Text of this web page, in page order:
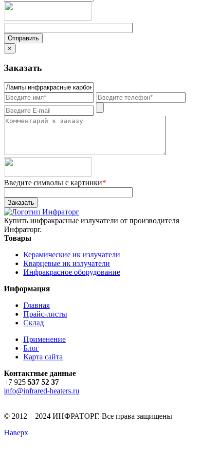
×
Заказать
Введите символы с картинки*
Купить инфракрасные излучатели от производителя
Инфраторг.
Товары
Керамические ик излучатели
Кварцевые ик излучатели
Инфракрасное оборудование
Информация
Главная
Прайс-листы
Склад
Применение
Блог
Карта сайта
Контактные данные
+7 925 537 52 37
info@infrared-heaters.ru
© 2012—2024 ИНФРАТОРГ. Все права защищены
Наверх